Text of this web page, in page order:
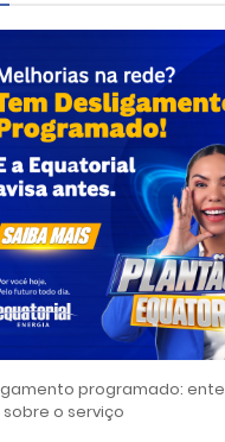
programado:
o serviço